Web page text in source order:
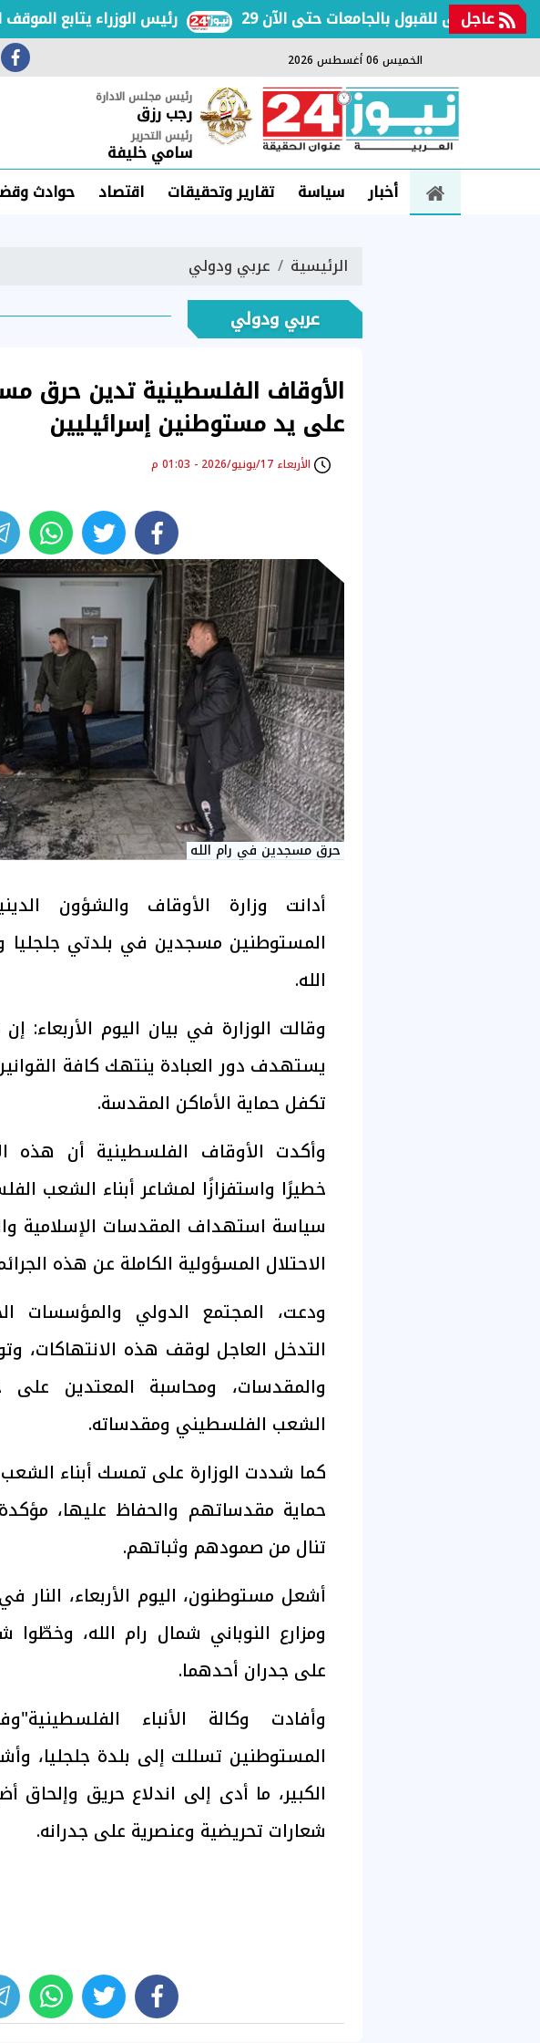
عاجل رئيس الوزراء يتابع الموقف الأولى للقبول بالجامعات حتى الآن
الخميس 06 أغسطس 2026
رئيس مجلس الادارة
رجب رزق
رئيس التحرير
سامي خليفة
أخبار
سياسة تقارير وتحقيقات اقتصاد حوادث
الرئيسية عربي ودولي
عربي ودولي
الأوقاف الفلسطينية تدين حرق
على يد مستوطنين إسرائيليين
الأربعاء 17/يونيو/2026 - 01:03 م
حرق مسجدين في رام الله
أدانت وزارة الأوقاف والشؤون
المستوطنين مسجدين في بلدتي جلجليا
الله.
وقالت الوزارة في بيان اليوم الأربعاء:
يستهدف دور العبادة ينتهك كافة
تكفل حماية الأماكن المقدسة.
وأكدت الأوقاف الفلسطينية أن هذه
خطيرًا واستفزازًا لمشاعر أبناء الشعب
سياسة استهداف المقدسات الإسلامية
الاحتلال المسؤولية الكاملة عن هذه
ودعت، المجتمع الدولي والمؤسسات
التدخل العاجل لوقف هذه الانتهاكات،
والمقدسات، ومحاسبة المعتدين على
الشعب الفلسطيني ومقدساته.
كما شددت الوزارة على تمسك أبناء
حماية مقدساتهم والحفاظ عليها،
تنال من صمودهم وثباتهم.
أشعل مستوطنون، اليوم الأربعاء، النار
ومزارع النوباني شمال رام الله، وخطّوا
على جدران أحدهما.
وأفادت وكالة الأنباء
المستوطنين تسللت إلى بلدة جلجليا،
الكبير، ما أدى إلى اندلاع حريق وإلحاق
شعارات تحريضية وعنصرية على جدرانه.